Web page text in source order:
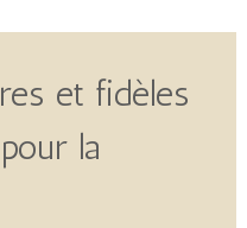
et fidèles
la